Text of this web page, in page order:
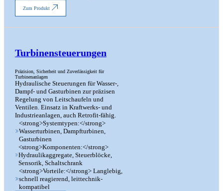
Zum Produkt
Turbinensteuerungen
Präzision, Sicherheit und Zuverlässigkeit für
Turbinenanlagen
Hydraulische Steuerungen für Wasser-,
Dampf- und Gasturbinen zur präzisen
Regelung von Leitschaufeln und
Ventilen. Einsatz in Kraftwerks- und
Industrieanlagen, auch Retrofit-fähig.
<strong>Systemtypen:</strong>
Wasserturbinen, Dampfturbinen,
Gasturbinen
<strong>Komponenten:</strong>
Hydraulikaggregate, Steuerblöcke,
Sensorik, Schaltschrank
<strong>Vorteile:</strong> Langlebig,
schnell reagierend, leittechnik-
kompatibel